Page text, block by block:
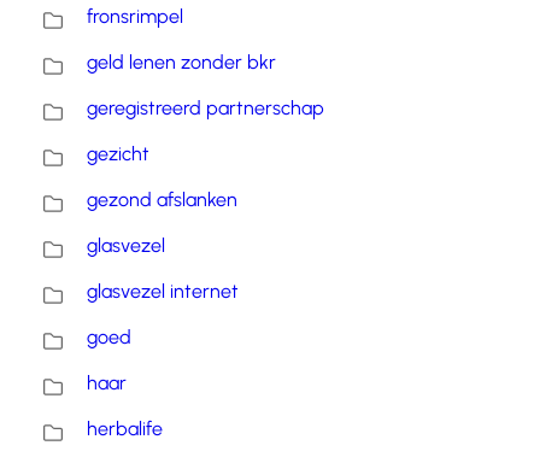
fronsrimpel
geld lenen zonder bkr
geregistreerd partnerschap
gezicht
gezond afslanken
glasvezel
glasvezel internet
goed
haar
herbalife